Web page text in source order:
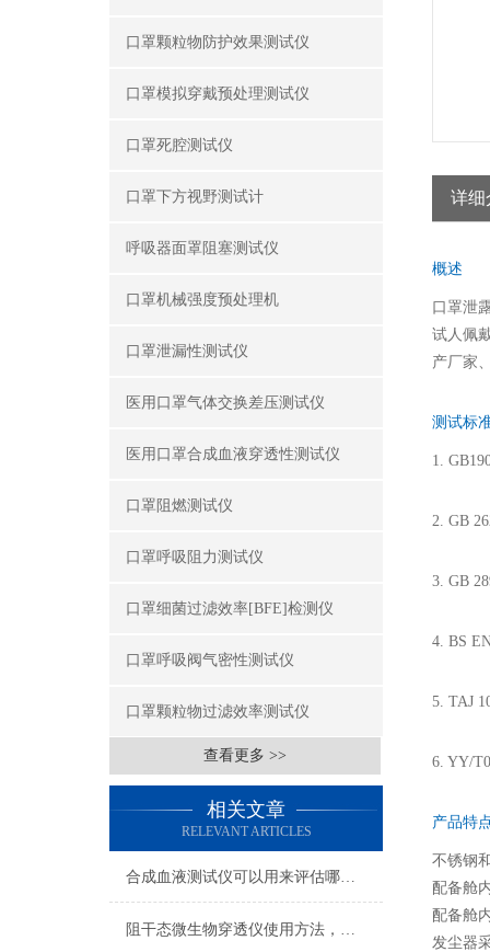
口罩颗粒物防护效果测试仪
口罩模拟穿戴预处理测试仪
口罩死腔测试仪
口罩下方视野测试计
呼吸器面罩阻塞测试仪
口罩机械强度预处理机
口罩泄漏性测试仪
医用口罩气体交换差压测试仪
医用口罩合成血液穿透性测试仪
口罩阻燃测试仪
口罩呼吸阻力测试仪
口罩细菌过滤效率[BFE]检测仪
口罩呼吸阀气密性测试仪
口罩颗粒物过滤效率测试仪
查看更多 >>
相关文章
RELEVANT ARTICLES
合成血液测试仪可以用来评估哪些特性？
阻干态微生物穿透仪使用方法，让你一次性看懂
详细
概述
口罩泄
试人佩
产厂家
测试标
1.
2. GB
3. GB
4. BS
5. TAJ
6. YY/
产品特
不锈钢
配备舱
配备舱
发尘器